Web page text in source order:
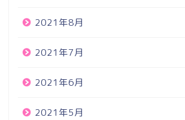
2021年8月
2021年7月
2021年6月
2021年5月